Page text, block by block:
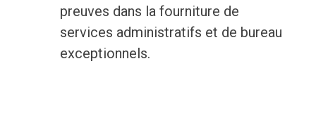
preuves dans la fourniture de
services administratifs et de bureau
exceptionnels.